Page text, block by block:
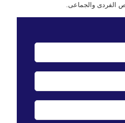
الفردى والجماعى.